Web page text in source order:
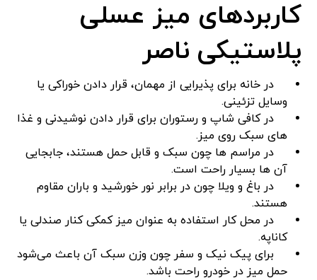
کاربردهای میز عسلی
پلاستیکی ناصر
در خانه برای پذیرایی از مهمان، قرار دادن خوراکی یا
وسایل تزئینی.
در کافی ‌شاپ و رستوران برای قرار دادن نوشیدنی و غذا
های سبک روی میز.
در مراسم ‌ها چون سبک و قابل حمل هستند، جابجایی
آن ‌ها بسیار راحت است.
در باغ و ویلا چون در برابر نور خورشید و باران مقاوم
هستند.
در محل کار استفاده به عنوان میز کمکی کنار صندلی یا
کاناپه.
برای پیک‌ نیک و سفر چون وزن سبک آن باعث می‌شود
حمل میز در خودرو راحت باشد.